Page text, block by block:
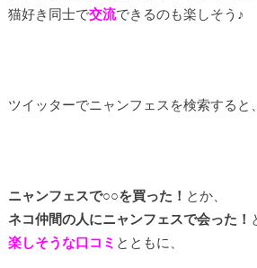
猫好き同士で交流できるのも楽しそう♪
ツイッターでニャンフェスを検索すると、
ニャンフェスで○○を買った！ とか、
ネコ仲間の人にニャンフェスで会った！
楽しそうな口コミ とともに、